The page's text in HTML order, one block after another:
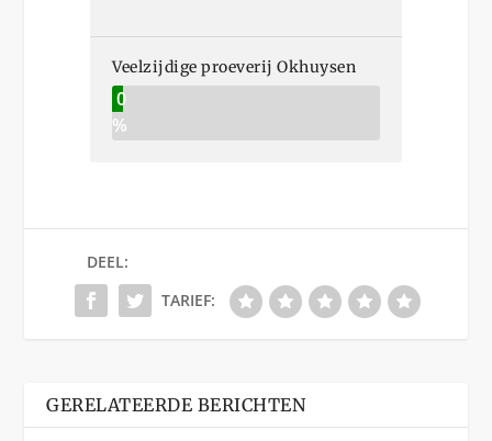
Veelzijdige proeverij Okhuysen
0
%
DEEL:
TARIEF:
GERELATEERDE BERICHTEN